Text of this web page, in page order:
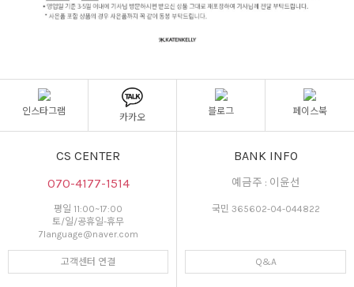
인스타그램
카카오
블로그 페이스북
CS CENTER
070-4177-1514
평일 11:00~17:00
토/일/공휴일-휴무
7language@naver.com
고객센터 연결
BANK INFO
예금주 : 이윤선
국민 365602-04-044822
Q&A